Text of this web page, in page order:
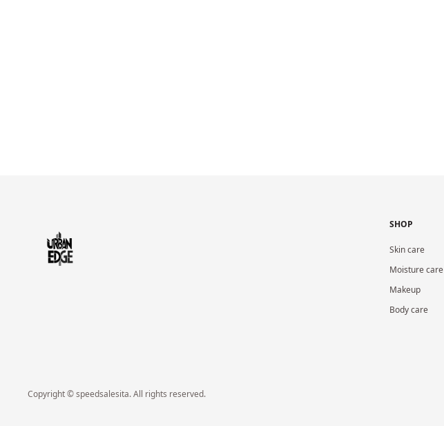
SHOP
Skin care
Moisture care
Makeup
Body care
Copyright © speedsalesita. All rights reserved.